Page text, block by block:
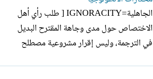
الجاهلية=IGNORACITY [ طلب رأي أهل
الاختصاص حول مدى وجاهة المقترح البديل
في الترجمة، وليس إقرار مشروعية مصطلح